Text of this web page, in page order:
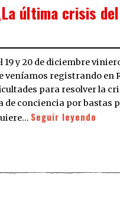
última crisis
19 y 20 de diciembre
veníamos registrando en
para resolver la
de conciencia por bastas
Seguir leyendo